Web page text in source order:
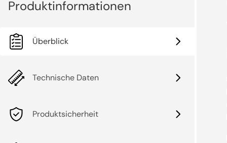
Überblick
Technische Daten
Produktsicherheit